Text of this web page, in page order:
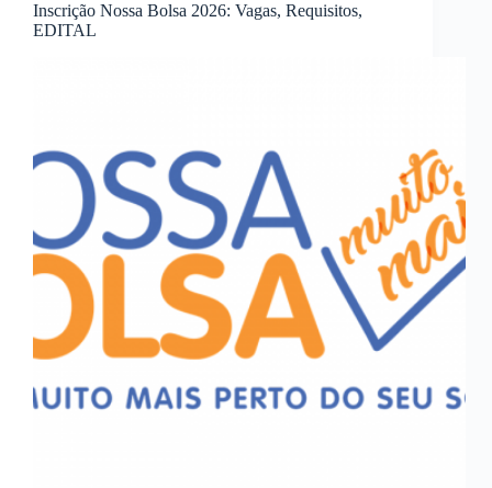
Inscrição Nossa Bolsa 2026: Vagas, Requisitos,
EDITAL